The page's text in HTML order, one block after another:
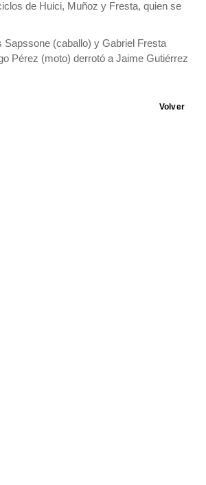
de Huici, Muñoz y Fresta, quien se
(caballo) y Gabriel Fresta
Pérez (moto) derrotó a Jaime Gutiérrez
Volver